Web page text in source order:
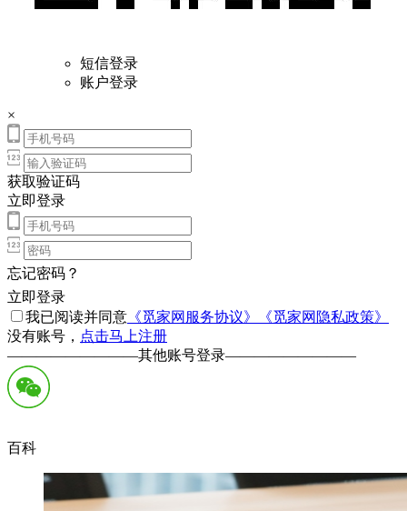
短信登录
账户登录
×
获取验证码
立即登录
忘记密码？
立即登录
我已阅读并同意 《觅家网服务协议》
《觅家网隐私政策》
没有账号， 点击马上注册
—————————其他账号登录—————————
百科